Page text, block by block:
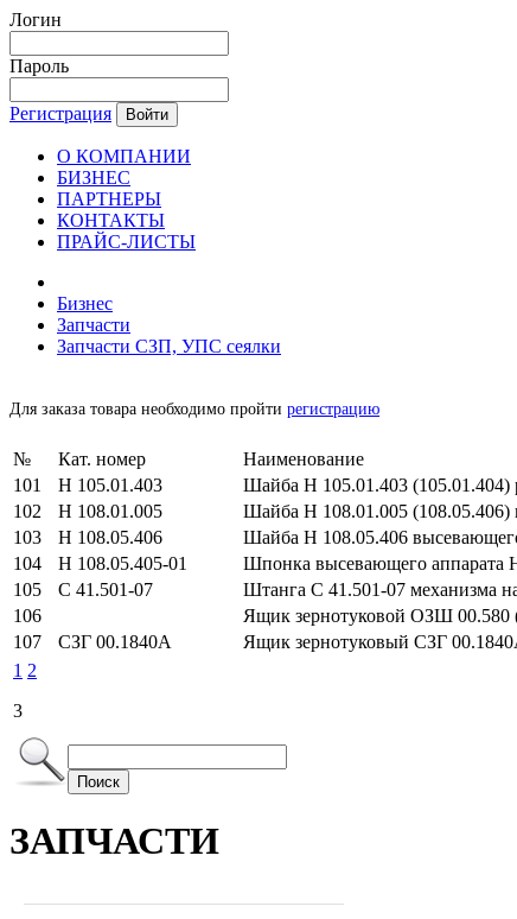
Логин
Пароль
Регистрация Войти
О КОМПАНИИ
БИЗНЕС
ПАРТНЕРЫ
КОНТАКТЫ
ПРАЙС-ЛИСТЫ
Бизнес
Запчасти
Запчасти СЗП, УПС сеялки
Для заказа товара необходимо пройти регистрацию
№ Кат. номер Наименование
101
Н 105.01.403 Шайба Н 105.01.403
102
Н 108.01.005 Шайба Н 108.01.005
103
Н 108.05.406 Шайба Н 108.05.406
104
Н 108.05.405-01 Шпонка высевающего
105
С 41.501-07 Штанга С 41.501-07 механизма
106
Ящик зернотуковой ОЗШ 00.580
107
СЗГ 00.1840А Ящик зернотуковый СЗГ
1 2
3
Поиск
ЗАПЧАСТИ